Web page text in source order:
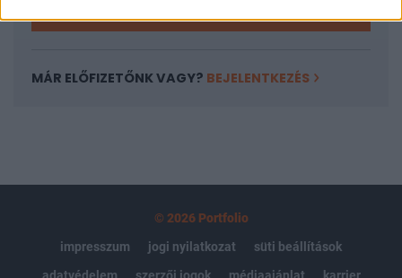
MÁR ELŐFIZETŐNK VAGY? BEJELENTKEZÉS
© 2026 Portfolio
impresszum
jogi nyilatkozat
süti beállítások
adatvédelem
szerzői jogok médiaajánlat karrier